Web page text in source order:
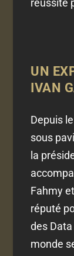
UN
IVAN
Depuis
sous
la
Fahmy
réputé
des
monde